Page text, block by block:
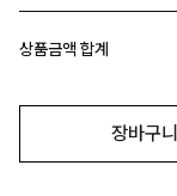
상품금액 합계
장바구니